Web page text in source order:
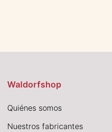
Waldorfshop
Quiénes somos
Nuestros fabricantes